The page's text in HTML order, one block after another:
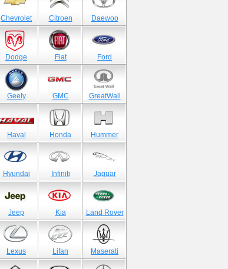
Chevrolet Citroen Daewoo
Dodge Fiat Ford
Geely GMC GreatWall
Haval Honda Hummer
Hyundai Infiniti Jaguar
Jeep Kia Land Rover
Lexus Lifan Maserati